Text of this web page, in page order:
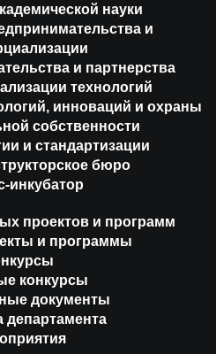
науки
и
и партнерства
технологий
инноваций и охраны
собственности
и стандартизации
бюро
инкубатор
проектов и программ
и программы
конкурсы
документы
департамента